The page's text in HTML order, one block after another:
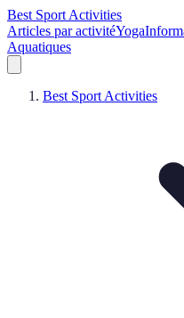
Best Sport Activities
Articles par activitéYoga
Aquatiques
Best Sport Activities